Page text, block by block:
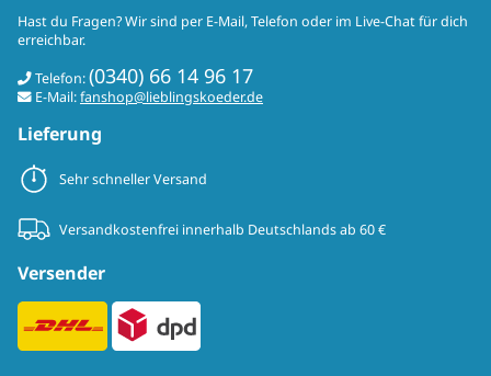
Hast du Fragen? Wir sind per E-Mail, Telefon oder im Live-Chat für dich
erreichbar.
Telefon:(0340) 66 14 96 17
E-Mail:fanshop@lieblingskoeder.de
Lieferung
Sehr schneller Versand
Versandkostenfrei innerhalb Deutschlands ab 60 €
Versender